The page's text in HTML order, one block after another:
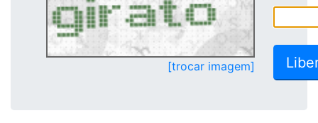
[trocar imagem]